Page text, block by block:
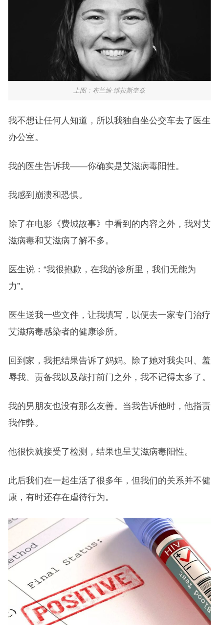
上图：布兰迪·维拉斯奎兹
我不想让任何人知道，所以我独自坐公交车去了医生
办公室。
我的医生告诉我——你确实是艾滋病毒阳性。
我感到崩溃和恐惧。
除了在电影《费城故事》中看到的内容之外，我对艾
滋病毒和艾滋病了解不多。
医生说：“我很抱歉，在我的诊所里，我们无能为
力”。
医生送我一些文件，让我填写，以便去一家专门治疗
艾滋病毒感染者的健康诊所。
回到家，我把结果告诉了妈妈。除了她对我尖叫、羞
辱我、责备我以及敲打前门之外，我不记得太多了。
我的男朋友也没有那么友善。当我告诉他时，他指责
我作弊。
他很快就接受了检测，结果也呈艾滋病毒阳性。
此后我们在一起生活了很多年，但我们的关系并不健
康，有时还存在虐待行为。